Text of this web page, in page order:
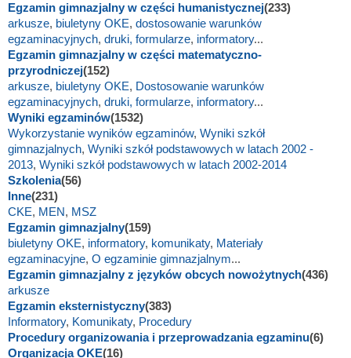
Egzamin gimnazjalny w części humanistycznej(233)
arkusze, biuletyny OKE, dostosowanie warunków
egzaminacyjnych, druki, formularze, informatory...
Egzamin gimnazjalny w części matematyczno-
przyrodniczej(152)
arkusze, biuletyny OKE, Dostosowanie warunków
egzaminacyjnych, druki, formularze, informatory...
Wyniki egzaminów(1532)
Wykorzystanie wyników egzaminów, Wyniki szkół
gimnazjalnych, Wyniki szkół podstawowych w latach 2002 -
2013, Wyniki szkół podstawowych w latach 2002-2014
Szkolenia(56)
Inne(231)
CKE, MEN, MSZ
Egzamin gimnazjalny(159)
biuletyny OKE, informatory, komunikaty, Materiały
egzaminacyjne, O egzaminie gimnazjalnym...
Egzamin gimnazjalny z języków obcych nowożytnych(436)
arkusze
Egzamin eksternistyczny(383)
Informatory, Komunikaty, Procedury
Procedury organizowania i przeprowadzania egzaminu(6)
Organizacja OKE(16)